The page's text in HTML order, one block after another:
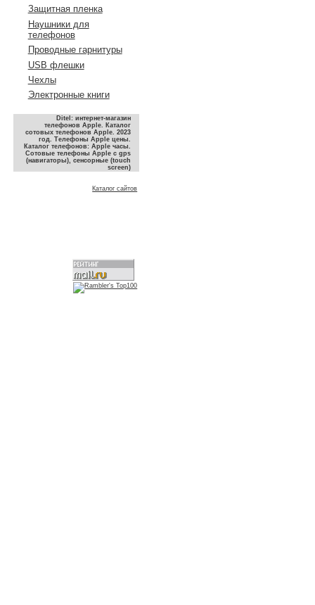
Защитная пленка
Наушники для
телефонов
Проводные гарнитуры
USB флешки
Чехлы
Электронные книги
Ditel: интернет-магазин
телефонов Apple. Каталог
сотовых телефонов Apple. 2023
год. Телефоны Apple цены.
Каталог телефонов: Apple часы.
Сотовые телефоны Apple с gps
(навигаторы), сенсорные (touch
screen)
Каталог сайтов